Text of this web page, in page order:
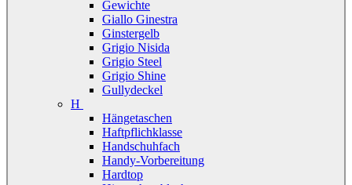
Gewichte
Giallo Ginestra
Ginstergelb
Grigio Nisida
Grigio Steel
Grigio Shine
Gullydeckel
H
Hängetaschen
Haftpflichklasse
Handschuhfach
Handy-Vorbereitung
Hardtop